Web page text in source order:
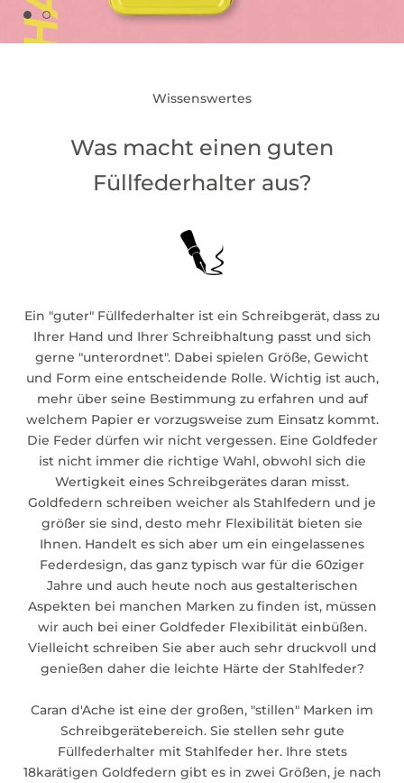
Wissenswertes
Was macht einen guten
Füllfederhalter aus?
Ein "guter" Füllfederhalter ist ein Schreibgerät, dass zu
Ihrer Hand und Ihrer Schreibhaltung passt und sich
gerne "unterordnet". Dabei spielen Größe, Gewicht
und Form eine entscheidende Rolle. Wichtig ist auch,
mehr über seine Bestimmung zu erfahren und auf
welchem Papier er vorzugsweise zum Einsatz kommt.
Die Feder dürfen wir nicht vergessen. Eine Goldfeder
ist nicht immer die richtige Wahl, obwohl sich die
Wertigkeit eines Schreibgerätes daran misst.
Goldfedern schreiben weicher als Stahlfedern und je
größer sie sind, desto mehr Flexibilität bieten sie
Ihnen. Handelt es sich aber um ein eingelassenes
Federdesign, das ganz typisch war für die 60ziger
Jahre und auch heute noch aus gestalterischen
Aspekten bei manchen Marken zu finden ist, müssen
wir auch bei einer Goldfeder Flexibilität einbüßen.
Vielleicht schreiben Sie aber auch sehr druckvoll und
genießen daher die leichte Härte der Stahlfeder?
Caran d'Ache ist eine der großen, "stillen" Marken im
Schreibgerätebereich. Sie stellen sehr gute
Füllfederhalter mit Stahlfeder her. Ihre stets
18karätigen Goldfedern gibt es in zwei Größen, je nach